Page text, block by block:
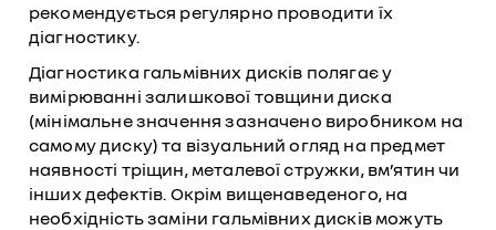
рекомендується регулярно проводити їх
діагностику.
Діагностика гальмівних дисків полягає у
вимірюванні залишкової товщини диска
(мінімальне значення зазначено виробником на
самому диску) та візуальний огляд на предмет
наявності тріщин, металевої стружки, вм’ятин чи
інших дефектів. Окрім вищенаведеного, на
необхідність заміни гальмівних дисків можуть